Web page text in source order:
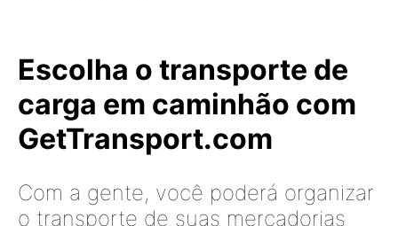
Escolha o transporte de
carga em caminhão com
GetTransport.com
Com a gente, você poderá organizar
o transporte de suas mercadorias